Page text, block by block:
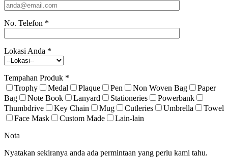
No. Telefon *
Lokasi Anda *
Tempahan Produk *
Trophy
Medal Plaque Pen Non Woven Bag
Paper
Bag
Note Book Lanyard Stationeries
Powerbank
Thumbdrive
Key Chain Mug Cutleries Umbrella
Towel
Face Mask
Custom Made
Lain-lain
Nota
Nyatakan sekiranya anda ada permintaan yang perlu kami tahu.